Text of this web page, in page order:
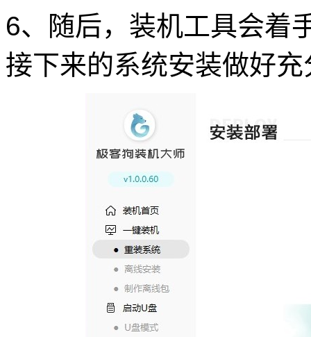
6、随后，装机工具会着
接下来的系统安装做好